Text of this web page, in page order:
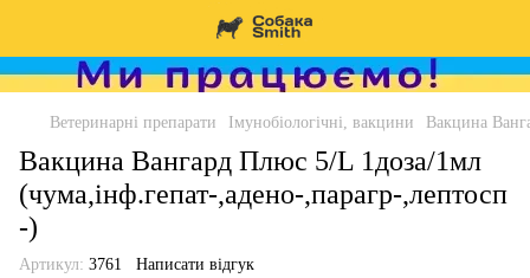
Ветеринарні препарати Імунобіологічні, вакцини Вакцина
Вакцина Вангард Плюс 5/L 1доза/1мл
(чума,інф.гепат-,адено-,парагр-,лептосп
-)
Артикул: 3761 Написати відгук